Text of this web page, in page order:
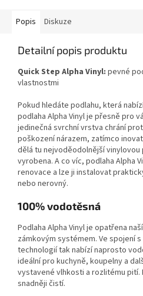
Popis Diskuze
Detailní popis produktu
Quick Step Alpha Vinyl: pevné
vlastnostmi
Pokud hledáte podlahu, která
podlaha Alpha Vinyl je přesně pro
jedinečná svrchní vrstva chrání
poškození nárazem, zatímco
dělá tu nejvoděodolnější vinylovou
vyrobena. A co víc, podlaha Alpha
renovace a lze ji instalovat
nebo nerovný.
100% vodotěsná
Podlaha Alpha Vinyl je opatřena
zámkovým systémem. Ve spojení
technologiítak nabízí naprosto
ideální pro kuchyně, koupelny a
vystavené vlhkosti a rozlitému pití.
snadněji čistí.